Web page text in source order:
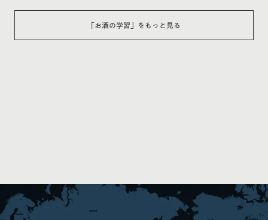
「お酒の学習 」をもっと見る